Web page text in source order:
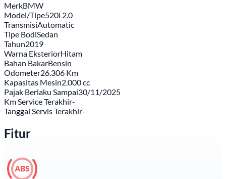
MerkBMW
Model/Tipe520i 2.0
TransmisiAutomatic
Tipe BodiSedan
Tahun2019
Warna EksteriorHitam
Bahan BakarBensin
Odometer26.306 Km
Kapasitas Mesin2.000 cc
Pajak Berlaku Sampai30/11/2025
Km Service Terakhir-
Tanggal Servis Terakhir-
Fitur